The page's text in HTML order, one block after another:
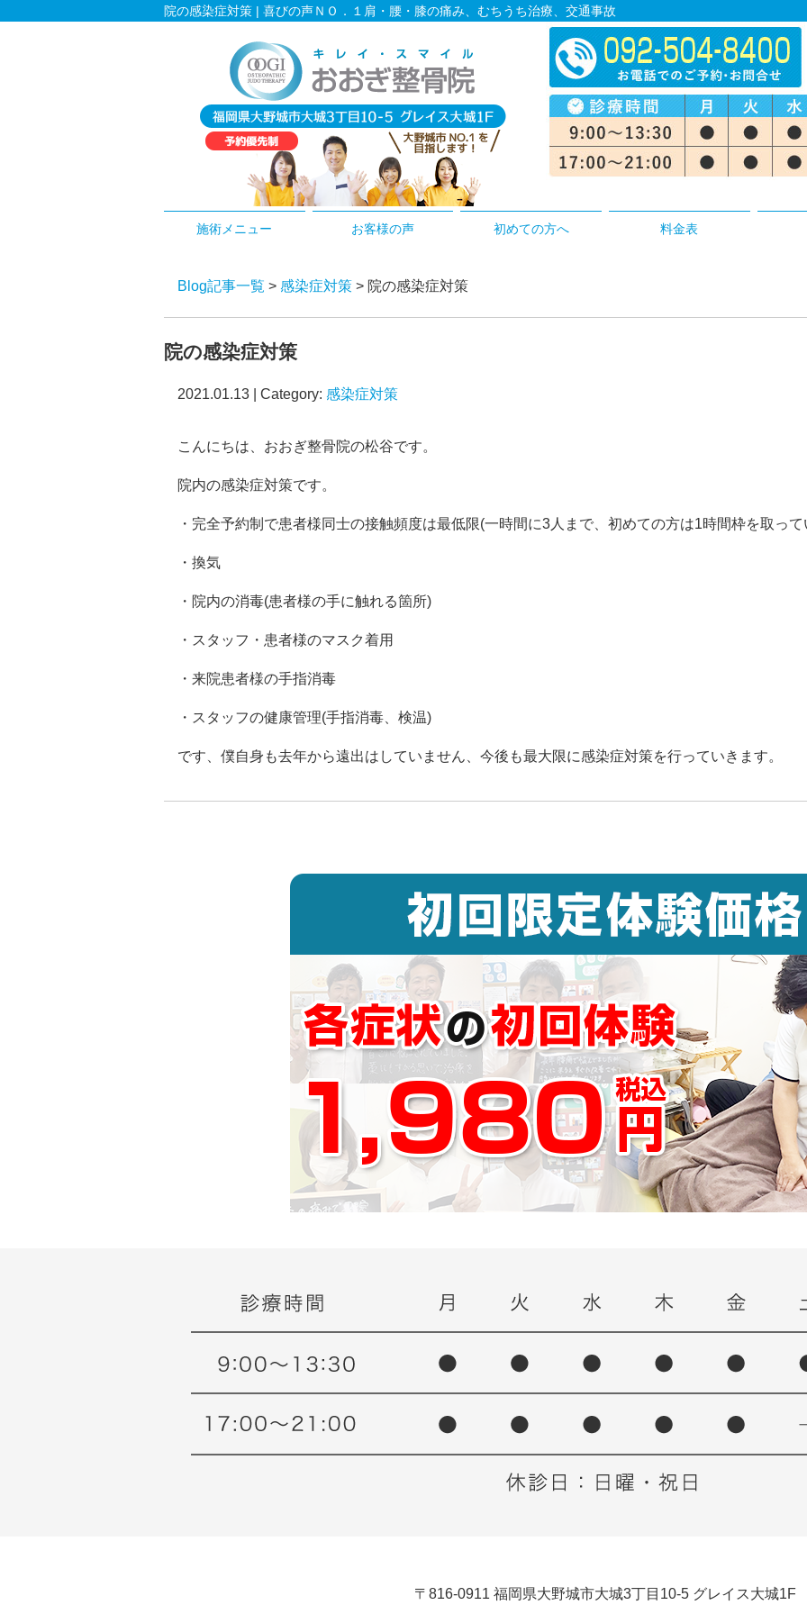
院の感染症対策 | 喜びの声ＮＯ．１肩・腰・膝の痛み、むちうち治療、交通事故
施術メニュー お客様の声 初めての方へ 料金表
Blog記事一覧 > 感染症対策 > 院の感染症対策
院の感染症対策
2021.01.13 | Category: 感染症対策
こんにちは、おおぎ整骨院の松谷です。
院内の感染症対策です。
・完全予約制で患者様同士の接触頻度は最低限(一時間に3人まで、初めての方は1時間枠を取って
・換気
・院内の消毒(患者様の手に触れる箇所)
・スタッフ・患者様のマスク着用
・来院患者様の手指消毒
・スタッフの健康管理(手指消毒、検温)
です、僕自身も去年から遠出はしていません、今後も最大限に感染症対策を行っていきます。
〒816-0911 福岡県大野城市大城3丁目10-5 グレイス大城1F